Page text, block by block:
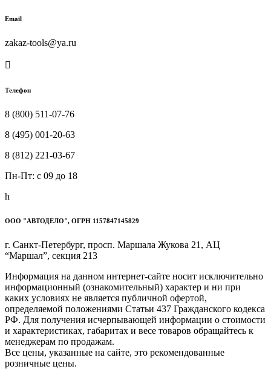
Email
zakaz-tools@ya.ru

Телефон
8 (800) 511-07-76
8 (495) 001-20-63
8 (812) 221-03-67
Пн-Пт: c 09 до 18
h
ООО "АВТОДЕЛО", ОГРН 1157847145829
г. Санкт-Петербург, просп. Маршала Жукова 21, АЦ
“Маршал”, секция 213
Информация на данном интернет-сайте носит исключительно
информационный (ознакомительный) характер и ни при
каких условиях не является публичной офертой,
определяемой положениями Статьи 437 Гражданского кодекса
РФ. Для получения исчерпывающей информации о стоимости
и характеристиках, габаритах и весе товаров обращайтесь к
менеджерам по продажам.
Все цены, указанные на сайте, это рекомендованные
розничные цены.